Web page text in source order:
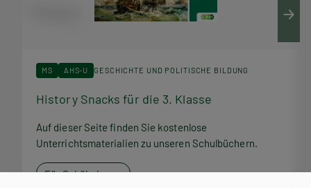
MS AHS-U GESCHICHTE UND POLITISCHE BILDUNG
History Snacks für die 3. Klasse
Auf dieser Seite finden Sie kostenlose
Unterrichtsmaterialien zu unseren Schulbüchern.
Für SchülerInnen